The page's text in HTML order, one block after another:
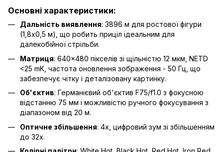
Основні характеристики:
Дальність виявлення: 3896 м для ростової фігури
(1,8x0,5 м), що робить приціл ідеальним для
далекобійної стрільби.
Матриця: 640×480 пікселів зі щільністю 12 мкм, NETD
<25 mK, частота оновлення зображення - 50 Гц, що
забезпечує чітку і деталізовану картинку.
Об'єктив: Германієвий об'єктив F75/f1.0 з фокусною
відстанню 75 мм і можливістю ручного фокусування з
діапазоном від 20 м.
Оптичне збільшення: 4x, цифровий зум зі збільшенням
до 32x.